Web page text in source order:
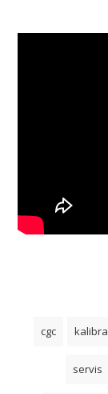
cgc
servis